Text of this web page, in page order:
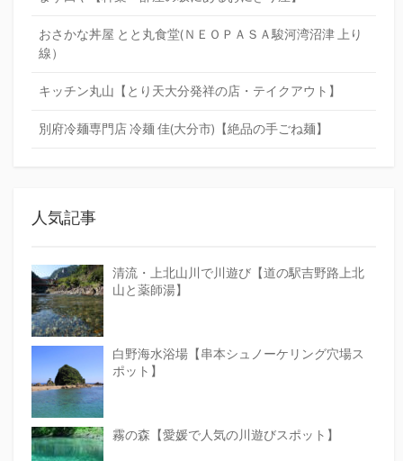
おさかな丼屋 とと丸食堂(ＮＥＯＰＡＳＡ駿河湾沼津 上り
線）
キッチン丸山【とり天大分発祥の店・テイクアウト】
別府冷麺専門店 冷麺 佳(大分市)【絶品の手ごね麺】
人気記事
清流・上北山川で川遊び【道の駅吉野路上北
山と薬師湯】
白野海水浴場【串本シュノーケリング穴場ス
ポット】
霧の森【愛媛で人気の川遊びスポット】